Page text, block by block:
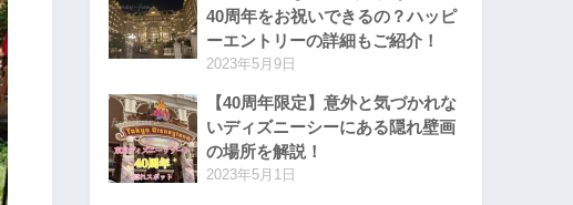
40周年をお祝いできるの？ハッピ
ーエントリーの詳細もご紹介！
2023年5月9日
【40周年限定】意外と気づかれな
いディズニーシーにある隠れ壁画
の場所を解説！
2023年5月1日